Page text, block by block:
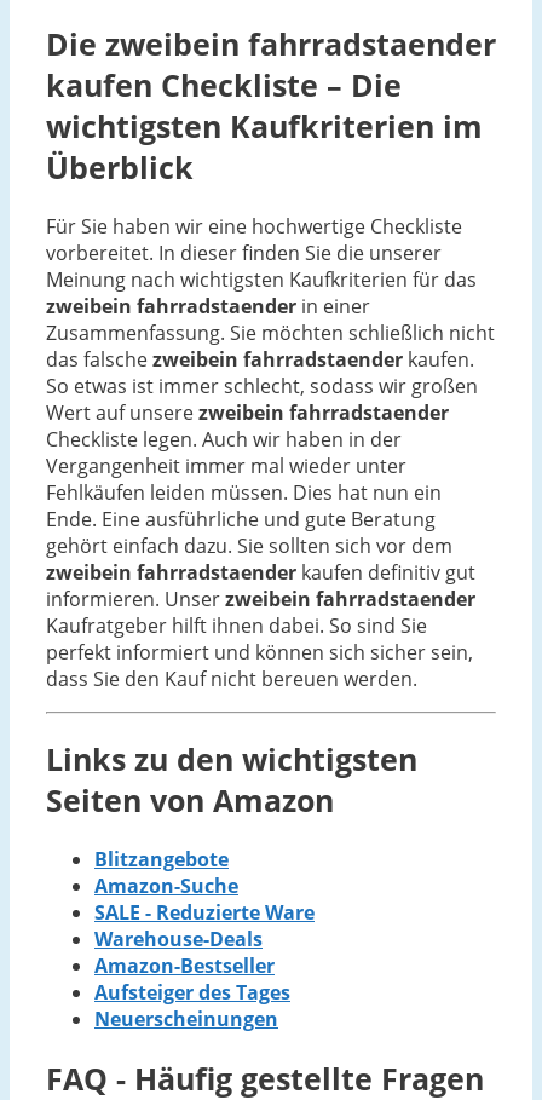
Die zweibein fahrradstaender
kaufen Checkliste – Die
wichtigsten Kaufkriterien im
Überblick
Für Sie haben wir eine hochwertige Checkliste
vorbereitet. In dieser finden Sie die unserer
Meinung nach wichtigsten Kaufkriterien für das
zweibein fahrradstaender in einer
Zusammenfassung. Sie möchten schließlich nicht
das falschezweibein fahrradstaender kaufen.
So etwas ist immer schlecht, sodass wir großen
Wert auf unserezweibein fahrradstaender
Checkliste legen. Auch wir haben in der
Vergangenheit immer mal wieder unter
Fehlkäufen leiden müssen. Dies hat nun ein
Ende. Eine ausführliche und gute Beratung
gehört einfach dazu. Sie sollten sich vor dem
zweibein fahrradstaender kaufen definitiv gut
informieren. Unserzweibein fahrradstaender
Kaufratgeber hilft ihnen dabei. So sind Sie
perfekt informiert und können sich sicher sein,
dass Sie den Kauf nicht bereuen werden.
Links zu den wichtigsten
Seiten von Amazon
Blitzangebote
Amazon-Suche
SALE - Reduzierte Ware
Warehouse-Deals
Amazon-Bestseller
Aufsteiger des Tages
Neuerscheinungen
FAQ - Häufig gestellte Fragen